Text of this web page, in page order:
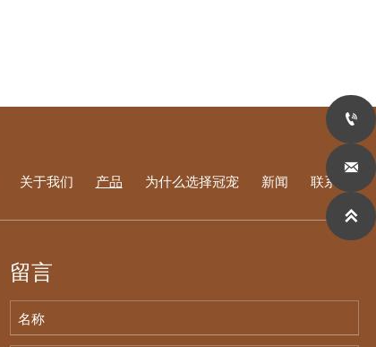
关于我们 产品 为什么选择冠宠 新闻 联系我们
留言


